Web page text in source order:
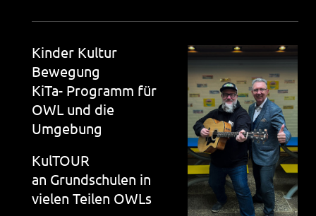
Kinder Kultur
Bewegung
KiTa- Programm für
OWL und die
Umgebung
KulTOUR
an Grundschulen in
vielen Teilen OWLs